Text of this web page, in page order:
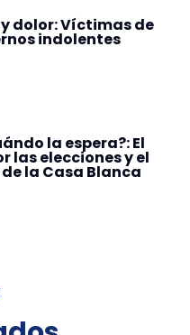
dolor: Víctimas de
indolentes
la espera?: El
las elecciones y el
la Casa Blanca